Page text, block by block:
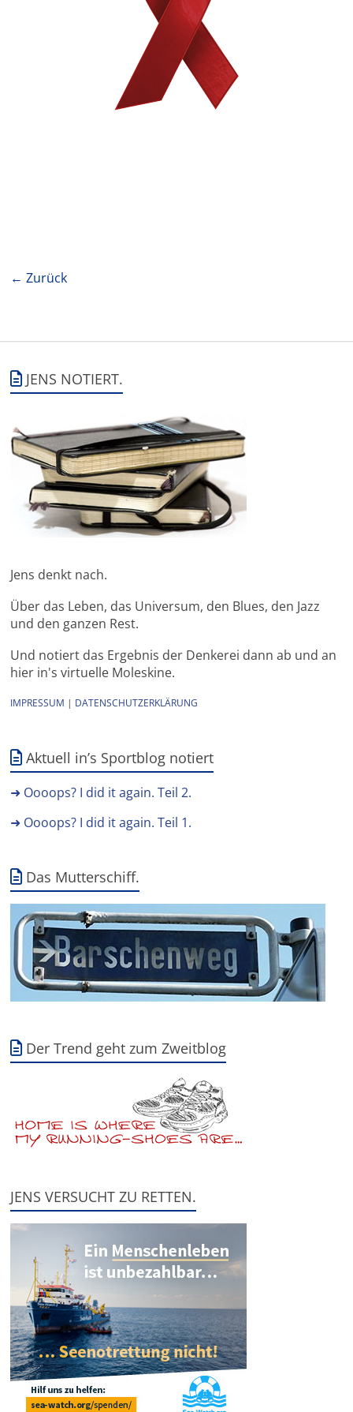
← Zurück
JENS NOTIERT.
Jens denkt nach.
Über das Leben, das Universum, den Blues, den Jazz
und den ganzen Rest.
Und notiert das Ergebnis der Denkerei dann ab und an
hier in's virtuelle Moleskine.
IMPRESSUM | DATENSCHUTZERKLÄRUNG
Aktuell in’s Sportblog notiert
➜ Oooops? I did it again. Teil 2.
➜ Oooops? I did it again. Teil 1.
Das Mutterschiff.
Der Trend geht zum Zweitblog
JENS VERSUCHT ZU RETTEN.